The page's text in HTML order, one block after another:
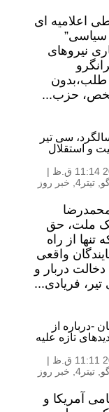
اعلامیه ای
سیاسی”
نیروهای
طلب،بدون
حزب...
سی تیر
و استقلال
|
تیتر4 , خبر روز
به محمدرضا
ملت، حق
از راه
واقعی
دربار و
فریادی...
-درباره از
تازه علیه
|
تیتر4 , خبر روز
آمریکا و